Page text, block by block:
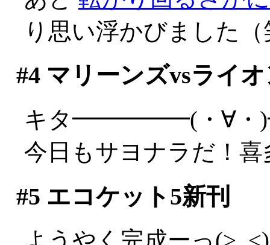
り思い浮かびました（
#4マリーンズvsライ
キタ━━━━━(・∀
今日もサヨナラだ！
#5 エコケット5新刊